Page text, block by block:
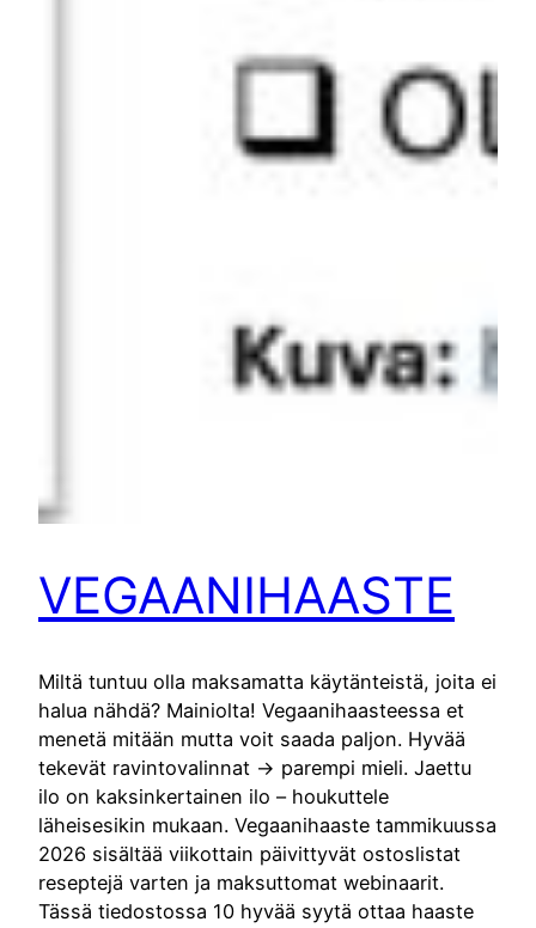
VEGAANIHAASTE
Miltä tuntuu olla maksamatta käytänteistä, joita ei
halua nähdä? Mainiolta! Vegaanihaasteessa et
menetä mitään mutta voit saada paljon. Hyvää
tekevät ravintovalinnat -> parempi mieli. Jaettu
ilo on kaksinkertainen ilo – houkuttele
läheisesikin mukaan. Vegaanihaaste tammikuussa
2026 sisältää viikottain päivittyvät ostoslistat
reseptejä varten ja maksuttomat webinaarit.
Tässä tiedostossa 10 hyvää syytä ottaa haaste